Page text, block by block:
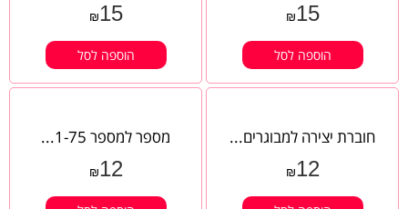
₪15
הוספה לסל
₪15
הוספה לסל
חוברת יצירה למבוגרים...
₪12
מספר למספר 1-75...
₪12